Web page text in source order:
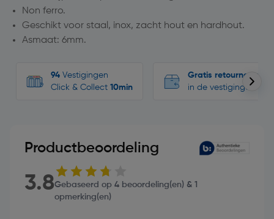
Non ferro.
Geschikt voor staal, inox, zacht hout en hardhout.
Asmaat: 6mm.
94 Vestigingen
Click & Collect 10min
Gratis retourneren
in de vestigingen
Productbeoordeling
3.8Gebaseerd op 4 beoordeling(en) & 1
opmerking(en)